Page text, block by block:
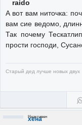
raido
А вот вам ниточка:
вам сие ведомо,
Так почему
прости господи,
Старый дед лучше новых двух
хена
Неактивен